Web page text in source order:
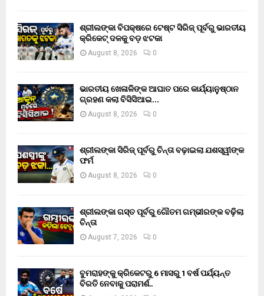
ଶ୍ରୀଲଙ୍କା ବିପକ୍ଷରେ ଟେଷ୍ଟ ସିରିଜ୍ ପୂର୍ବରୁ ଭାରତୀୟ
କ୍ରିକେଟ୍ ଦଳକୁ ବଡ଼ ଝଟକା
August 8, 2026 0
ଭାରତୀୟ ଖେଳାଳିଙ୍କ ଆଘାତ ପରେ କାର୍ଯ୍ୟାନୁଷ୍ଠାନ
ଗ୍ରହଣ କଲା ବିସିସିଆଇ…
August 8, 2026 0
ଶ୍ରୀଲଙ୍କା ସିରିଜ୍ ପୂର୍ବରୁ ଚିନ୍ତା ବଢ଼ାଇଲା ଯଶସ୍ୱୀଙ୍କ
ଫର୍ମ
August 8, 2026 0
ଶ୍ରୀଲଙ୍କା ଗସ୍ତ ପୂର୍ବରୁ ଗୌତମ ଗମ୍ଭୀରଙ୍କ ବଢ଼ିଲା
ଚିନ୍ତା
August 7, 2026 0
ବୁମରାହଙ୍କୁ କ୍ରିକେଟରୁ 6 ମାସରୁ 1 ବର୍ଷ ପର୍ଯ୍ୟନ୍ତ
ବିରତି ନେବାକୁ ପରାମର୍ଶ..